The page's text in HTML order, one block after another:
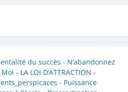
du succès - N’abandonnez
Moi - LA LOI D’ATTRACTION -
- Puissance